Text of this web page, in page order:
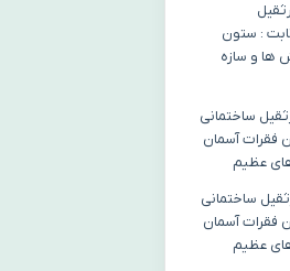
: ستون
ها و سازه
ساختمانی
فقرات آسمان
عظیم
ساختمانی
فقرات آسمان
عظیم